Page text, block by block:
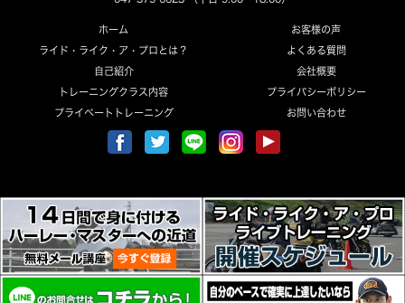
ホーム
ライド・ライク・ア・プロとは？
自己紹介
トレーニングクラス内容
プライベートトレーニング
お客様の声
よくある質問
会社概要
プライバシーポリシー
お問い合わせ
Copyright © 2021 RIDINGMASTER co.,ltd. All Rights Reserved.